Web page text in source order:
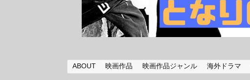
ABOUT 映画作品 映画作品ジャンル 海外ドラマ